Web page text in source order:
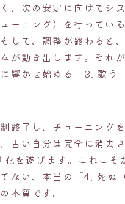
、次の安定に向けてシ
ーニング）を行ってい
して、調整が終わると
が動き出します。それ
響かせ始める「3. 歌う
終了し、チューニング
古い自分は完全に消去
化を遂げます。これこそ
ない、本当の「4. 死ぬ
本質です。